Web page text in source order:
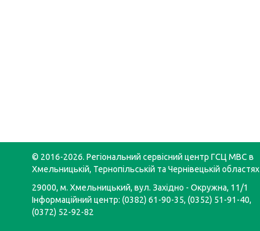
© 2016-2026. Регіональний сервісний центр ГСЦ МВС в
Хмельницькій, Тернопільській та Чернівецькій областях
29000, м. Хмельницький, вул. Західно - Окружна, 11/1
Інформаційний центр: (0382) 61-90-35, (0352) 51-91-40,
(0372) 52-92-82